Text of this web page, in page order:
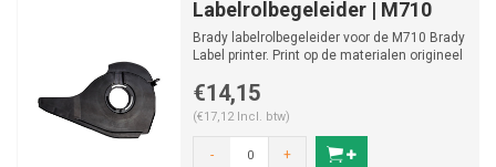
Labelrolbegeleider | M710
Brady labelrolbegeleider voor de M710 Brady
Label printer. Print op de materialen origineel
€14,15
(€17,12 Incl. btw)
- +